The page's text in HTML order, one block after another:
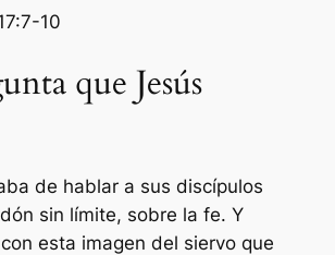
10
que Jesús
de hablar a sus discípulos
sin límite, sobre la fe. Y
esta imagen del siervo que